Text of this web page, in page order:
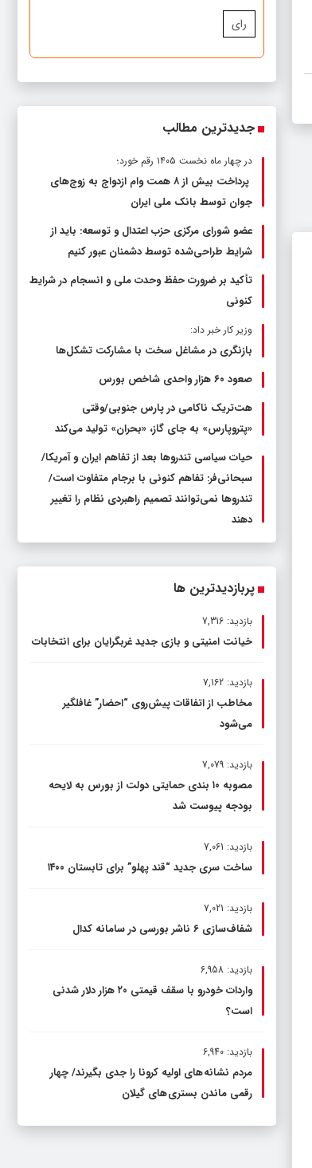
رای
جدیدترین مطالب
در چهار ماه نخست ۱۴۰۵ رقم خورد؛
پرداخت بیش از ۸ همت وام ازدواج به زوج‌های
جوان توسط بانک ملی ایران
عضو شورای مرکزی حزب اعتدال و توسعه: باید از
شرایط طراحی‌شده توسط دشمنان عبور کنیم
تأکید بر ضرورت حفظ وحدت ملی و انسجام در شرایط
کنونی
وزیر کار خبر داد:
بازنگری در مشاغل سخت با مشارکت تشکل‌ها
صعود ۶۰ هزار واحدی شاخص بورس
هت‌تریک ناکامی در پارس جنوبی/وقتی
«پتروپارس» به جای گاز، «بحران» تولید می‌کند
حیات سیاسی تندروها بعد از تفاهم ایران و آمریکا/
سبحانی‌فر: تفاهم کنونی با برجام متفاوت است/
تندروها نمی‌توانند تصمیم راهبردی نظام را تغییر
دهند
پربازدیدترین ها
بازدید: 7,316
خیانت امنیتی و بازی جدید غربگرایان برای انتخابات
بازدید: 7,162
مخاطب از اتفاقات پیش‌روی “احضار” غافلگیر
می‌شود
بازدید: 7,079
مصوبه ۱۰ بندی حمایتی دولت از بورس به لایحه
بودجه پیوست شد
بازدید: 7,061
ساخت سری جدید “قند پهلو” برای تابستان ۱۴۰۰
بازدید: 7,021
شفاف‌سازی ۶ ناشر بورسی در سامانه کدال
بازدید: 6,958
واردات خودرو با سقف قیمتی ۲۰ هزار دلار شدنی
است؟
بازدید: 6,940
مردم نشانه های اولیه کرونا را جدی بگیرند/ چهار
رقمی ماندن بستری های گیلان